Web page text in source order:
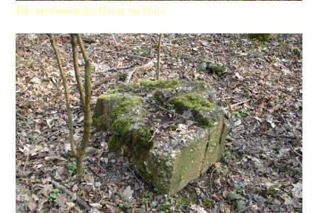
Die vermeintliche Halde im Wald